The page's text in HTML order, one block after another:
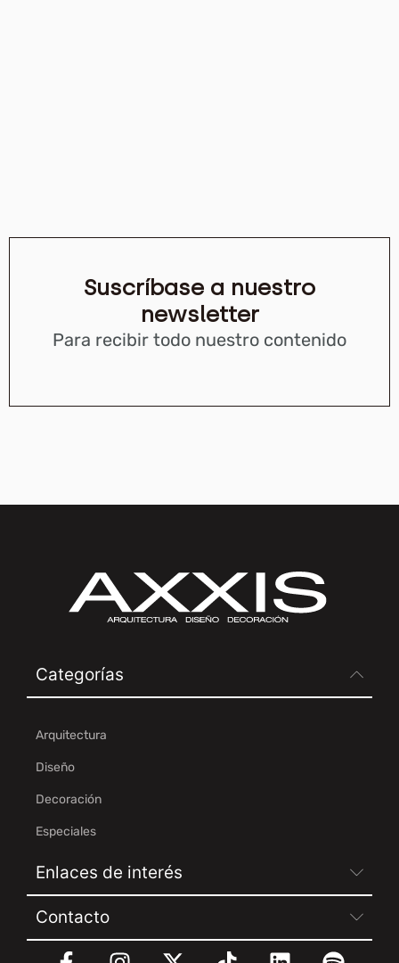
Suscríbase a nuestro
newsletter
Para recibir todo nuestro contenido
Categorías
Arquitectura
Diseño
Decoración
Especiales
Enlaces de interés
Contacto